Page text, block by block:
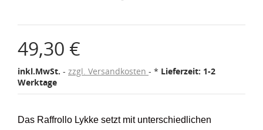
49,30 €
inkl.MwSt. zzgl. Versandkosten * Lieferzeit: 1-2
Werktage
Das Raffrollo Lykke setzt mit unterschiedlichen